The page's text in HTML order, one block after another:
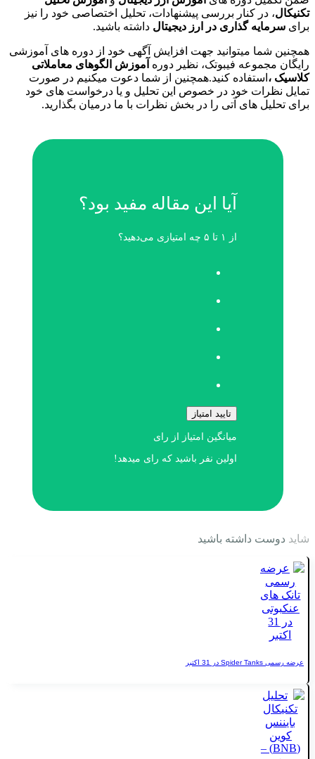
در کنار بررسی پیشنهادات، تحلیل اختصاصی خود را نیز
گذاری در ارز دیجیتالداشته باشید.
میتوانید جهت افزایش آگهی خود از دوره های آموزشی
فیبوتک، نظیر دورهآموزش الگوهای معاملاتی
استفاده کنید.همچنین از شما دعوت میکنیم در صورت
خود در خصوص این تحلیل و یا درخواست های خود
های آتی را در بخش نظرات با ما درمیان بگذارید.
آیا این مقاله مفید بود؟
میانگین امتیازازرای
اولین نفر باشید که رای میدهد!
داشته باشید